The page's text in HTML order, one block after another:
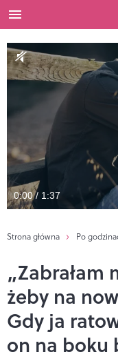
0:00 / 1:37
Strona główna Po
„Zabrałam
żeby na
Gdy ja
on na boku